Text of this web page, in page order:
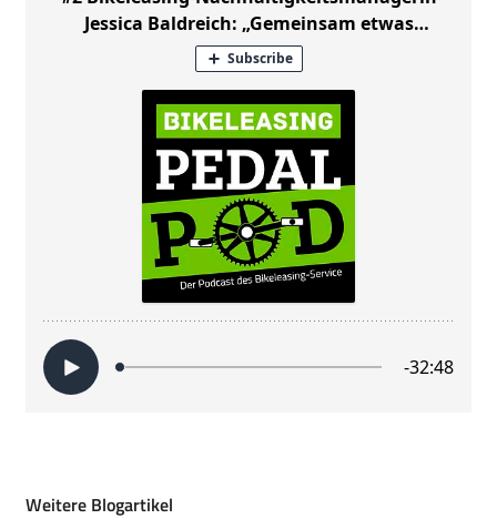
Weitere Blogartikel